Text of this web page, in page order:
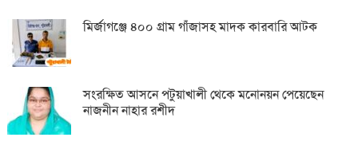
মির্জাগঞ্জে ৪০০ গ্রাম গাঁজাসহ মাদক কারবারি আটক
সংরক্ষিত আসনে পটুয়াখালী থেকে মনোনয়ন পেয়েছেন
নাজনীন নাহার রশীদ